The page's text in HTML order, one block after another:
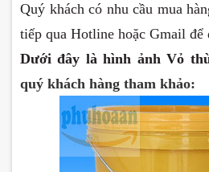
Quý khách có nhu cầu mua
tiếp qua Hotline hoặc Gmail để
Dưới đây là hình ảnhVỏ
quý khách hàng tham khảo: